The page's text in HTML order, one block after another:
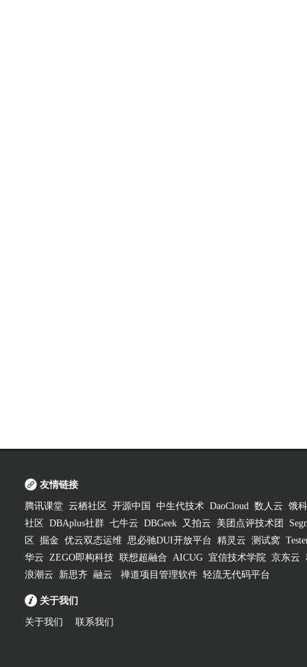
友情链接
腾讯课堂 云栖社区 开源中国 中生代技术 DaoCloud 数人云 饿
社区
DBAplus社群 七牛云 DBGeek 又拍云 美团点评技术团
区
掘金 优云双态运维 思必驰DUI开放平台 精灵云 测试窝
华云 ZEGO即构科技 联想超融合 AICUG 宜信技术学院 京东云
浪潮云
新思齐 融云 禅道项目管理软件 轻流无代码平台
关于我们
关于我们 联系我们